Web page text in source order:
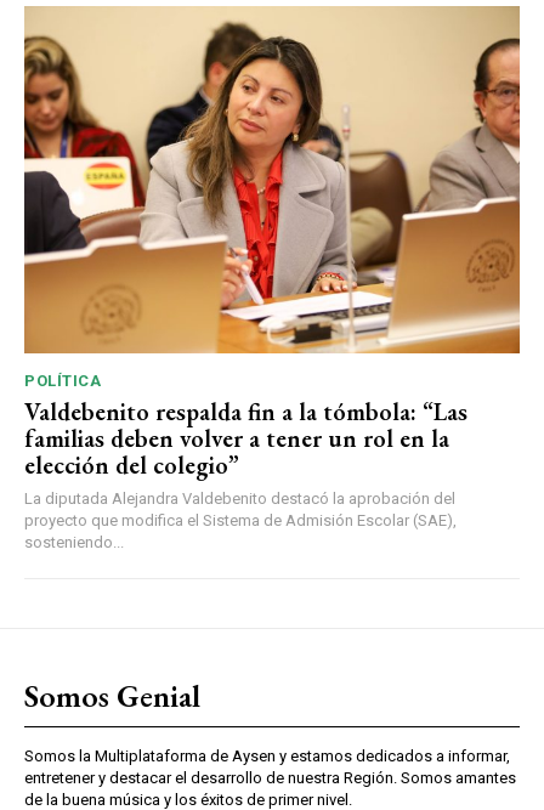
POLÍTICA
Valdebenito respalda fin a la tómbola: “Las
familias deben volver a tener un rol en la
elección del colegio”
La diputada Alejandra Valdebenito destacó la aprobación del
proyecto que modifica el Sistema de Admisión Escolar (SAE),
sosteniendo...
Somos Genial
Somos la Multiplataforma de Aysen y estamos dedicados a informar,
entretener y destacar el desarrollo de nuestra Región. Somos amantes
de la buena música y los éxitos de primer nivel.